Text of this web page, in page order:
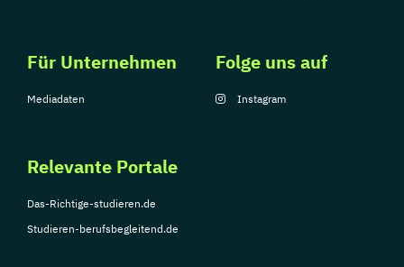
Für Unternehmen
Mediadaten
Relevante Portale
Das-Richtige-studieren.de
Studieren-berufsbegleitend.de
Folge uns auf
Instagram